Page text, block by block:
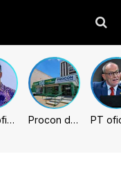
PSTU oficializa Hertz Dias como candidato à Presidência da República Procon de Sumaré promove mutirão de renegociação de dívidas com bancos, empresas e concessionárias